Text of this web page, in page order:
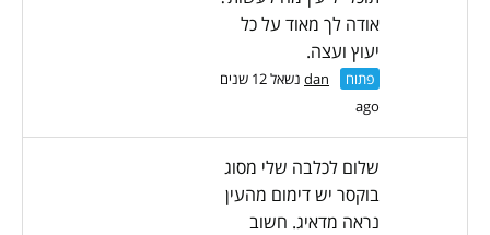
אודה לך מאוד על כל
יעוץ ועצה.
פתוח dan
נשאל 12 שנים
ago
שלום לכלבה שלי מסוג
בוקסר יש דימום מהעין
נראה מדאיג. חשוב